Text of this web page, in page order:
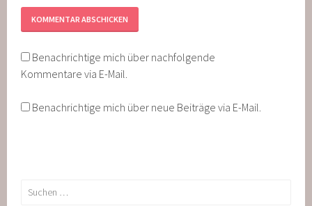
Benachrichtige mich über nachfolgende
Kommentare via E-Mail.
Benachrichtige mich über neue Beiträge via E-Mail.
Suche